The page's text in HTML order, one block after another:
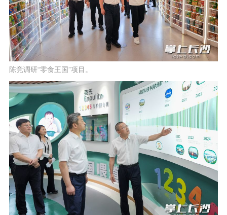
陈竞调研“零食王国”项目。